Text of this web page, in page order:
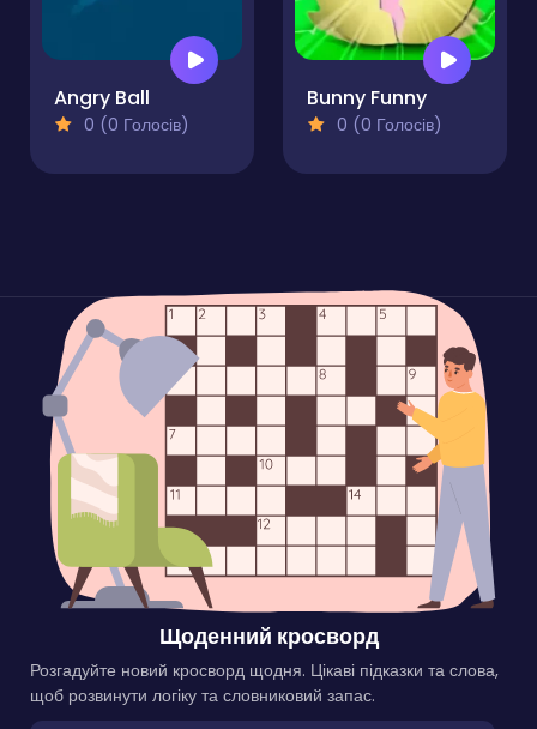
Angry Ball
0 (0 Голосів)
Bunny Funny
0 (0 Голосів)
Щоденний кросворд
Розгадуйте новий кросворд щодня. Цікаві підказки та слова,
щоб розвинути логіку та словниковий запас.